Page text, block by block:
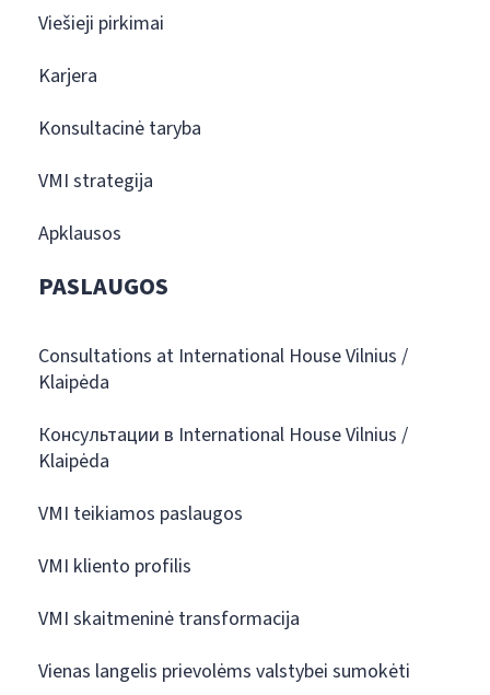
Viešieji pirkimai
Karjera
Konsultacinė taryba
VMI strategija
Apklausos
PASLAUGOS
Consultations at International House Vilnius /
Klaipėda
Консультации в International House Vilnius /
Klaipėda
VMI teikiamos paslaugos
VMI kliento profilis
VMI skaitmeninė transformacija
Vienas langelis prievolėms valstybei sumokėti